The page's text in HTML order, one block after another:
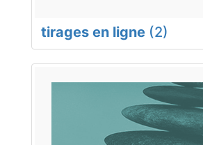
tirages en ligne (2)